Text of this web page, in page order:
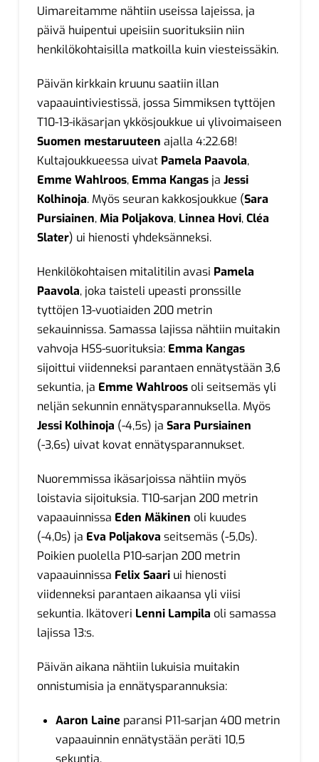
Uimareitamme nähtiin useissa lajeissa, ja
päivä huipentui upeisiin suorituksiin niin
henkilökohtaisilla matkoilla kuin viesteissäkin.
Päivän kirkkain kruunu saatiin illan
vapaauintiviestissä, jossa Simmiksen tyttöjen
T10-13-ikäsarjan ykkösjoukkue ui ylivoimaiseen
Suomen mestaruuteen ajalla 4:22.68!
Kultajoukkueessa uivat Pamela Paavola,
Emme Wahlroos, Emma Kangasja Jessi
Kolhinoja. Myös seuran kakkosjoukkue (Sara
Pursiainen,Mia Poljakova, Linnea Hovi,Cléa
Slater) ui hienosti yhdeksänneksi.
Henkilökohtaisen mitalitilin avasi Pamela
Paavola, joka taisteli upeasti pronssille
tyttöjen 13-vuotiaiden 200 metrin
sekauinnissa. Samassa lajissa nähtiin muitakin
vahvoja HSS-suorituksia: Emma Kangas
sijoittui viidenneksi parantaen ennätystään 3,6
sekuntia, ja Emme Wahlroosoli seitsemäs yli
neljän sekunnin ennätysparannuksella. Myös
Jessi Kolhinoja (-4,5s) ja Sara Pursiainen
(-3,6s) uivat kovat ennätysparannukset.
Nuoremmissa ikäsarjoissa nähtiin myös
loistavia sijoituksia. T10-sarjan 200 metrin
vapaauinnissa Eden Mäkinen oli kuudes
(-4,0s) ja Eva Poljakova seitsemäs (-5,0s).
Poikien puolella P10-sarjan 200 metrin
vapaauinnissa Felix Saariui hienosti
viidenneksi parantaen aikaansa yli viisi
sekuntia. Ikätoveri Lenni Lampila oli samassa
lajissa 13:s.
Päivän aikana nähtiin lukuisia muitakin
onnistumisia ja ennätysparannuksia:
Aaron Laine paransi P11-sarjan 400 metrin
vapaauinnin ennätystään peräti 10,5
sekuntia.